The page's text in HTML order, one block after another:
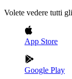
Volete vedere tutti
App Store
Google Play